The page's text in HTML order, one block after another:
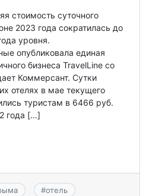
стоимость суточного
2023 года сократилась до
уровня.
опубликовала единая
бизнеса TravelLine со
Коммерсант. Сутки
отелях в мае текущего
туристам в 6466 руб.
года […]
#отель